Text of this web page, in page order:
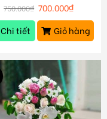
750.000₫ 700.000₫
Chi tiết
Giỏ hàng